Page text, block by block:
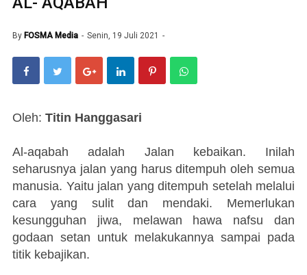
By FOSMA Media Senin, 19 Juli 2021
Oleh: Titin Hanggasari
Al-aqabah adalah Jalan kebaikan. Inilah
seharusnya jalan yang harus ditempuh oleh semua
manusia. Yaitu jalan yang ditempuh setelah melalui
cara yang sulit dan mendaki. Memerlukan
kesungguhan jiwa, melawan hawa nafsu dan
godaan setan untuk melakukannya sampai pada
titik kebajikan.